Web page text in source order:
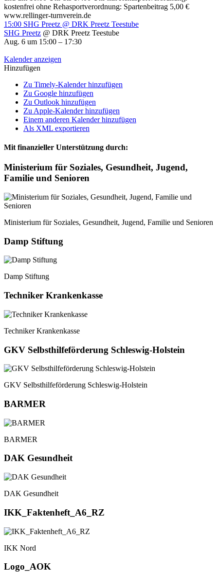
kostenfrei ohne Rehasportverordnung: Spartenbeitrag 5,00 €
www.rellinger-turnverein.de
15:00 SHG Preetz @ DRK Preetz Teestube
SHG Preetz @ DRK Preetz Teestube
Aug. 6 um 15:00 – 17:30
Kalender anzeigen
Hinzufügen
Zu Timely-Kalender hinzufügen
Zu Google hinzufügen
Zu Outlook hinzufügen
Zu Apple-Kalender hinzufügen
Einem anderen Kalender hinzufügen
Als XML exportieren
Mit finanzieller Unterstützung durch:
Ministerium für Soziales, Gesundheit, Jugend,
Familie und Senioren
Ministerium für Soziales, Gesundheit, Jugend, Familie und Senioren
Damp Stiftung
Damp Stiftung
Techniker Krankenkasse
Techniker Krankenkasse
GKV Selbsthilfeförderung Schleswig-Holstein
GKV Selbsthilfeförderung Schleswig-Holstein
BARMER
BARMER
DAK Gesundheit
DAK Gesundheit
IKK_Faktenheft_A6_RZ
IKK Nord
Logo_AOK